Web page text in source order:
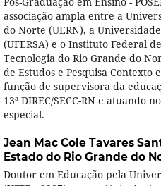
associação ampla entre a
do Norte (UERN), a
(UFERSA) e o Instituto Federal
Tecnologia do Rio Grande do
de Estudos e Pesquisa Contexto
função de supervisora da
13ª DIREC/SECC-RN e atuando
especial.
Jean Mac Cole Tavares
Estado do Rio Grande do
Doutor em Educação pela